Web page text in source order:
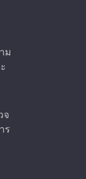
ม
จ
ร